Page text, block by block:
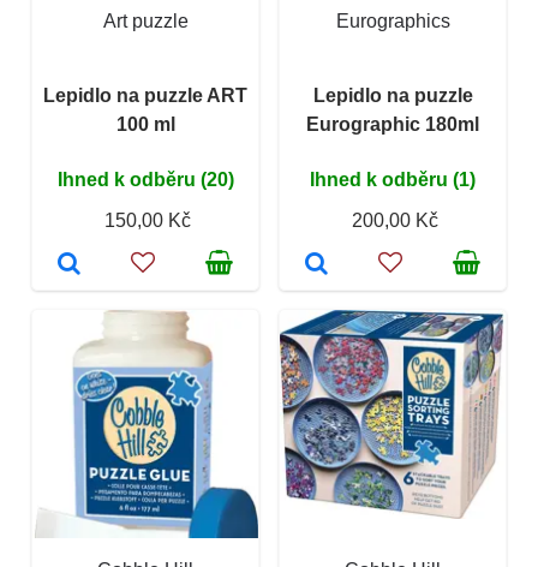
Art puzzle
Lepidlo na puzzle ART
100 ml
Ihned k odběru (20)
150,00 Kč
Eurographics
Lepidlo na puzzle
Eurographic 180ml
Ihned k odběru (1)
200,00 Kč